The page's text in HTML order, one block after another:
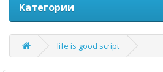
Категории
life is good script